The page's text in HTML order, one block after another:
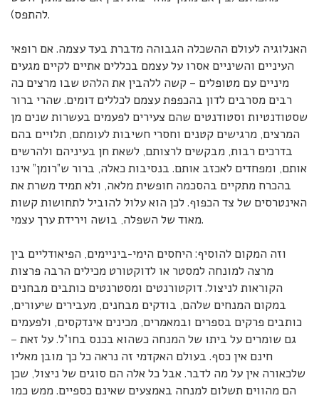
להתפס).
האנלוגיה לעולם ההשכלה הגבוהה מדברת בעד עצמה. אם רופאי
העיניים והשיניים אסרו על עצמם בכללים אתיים לקיים מגעים
מיניים עם מטופלים – קשה ללהבין את הלהט שבו מרצים כה
רבים מסרבים לדון בהכפפת עצמם לכללים דומים. שהרי ברור
שסטודנטיות וסטודנטים שהם צעירים לפעמים בעשרות שנים מן
המרצים, מרגישים קטנים וחסרי חשיבות לעומתם, תלויים בהם
בדרכים רבות, מבקשים לרצותם, לשאת חן בעיניהם ולהרשים
אותם, ומפחדים לאכזב אותם. בנסיבות כאלה, ברור ש”רומן” אינו
בהכרח מתקיים בהסכמה חופשית מלאה, ולא תמיד משרת את
האינטרסים של צד הכפוף. לכן הוא עלול להוביל לתחושות קשות
מאוד של השפלה, בושה וירידת ערך עצמי.
וזה המקום להוסיף: היחסים הימי-ביניימים, הפיאודליים בין
מרצה למונחה למסטר או לדוקטורט מכילים הרבה פרצות
הקוראות לניצול. דוקטורנטים ומסטרנטים כותבים מבחנים
במקום המנחים שלהם, בודקים מבחנים, מעבירים שיעורים,
כותבים פרקים בספרים ובמאמרים, מכינים אינדקסים, ולפעמים
גם שומרים על ביתו של המנחה כשהוא בכנס בחו”ל. על זאת –
חינם אין כסף. בעולם האקדמי זה נראה כל כך מובן מאליו
שלכאורה אין על מה לדבר. אבל כל אלה הם סוגים של ניצול, שכן
הם מהווים תשלום למנחה באמצעים שאינם כספיים. ממש כמו